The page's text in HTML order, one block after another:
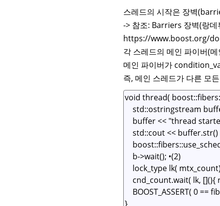
스레드의 시작은 장벽
-> 참조: Barriers 장벽(랑데
https://www.boost.org/
각 스레드의 메인 파이버(
메인 파이버가
즉, 메인 스레드가 다른 모